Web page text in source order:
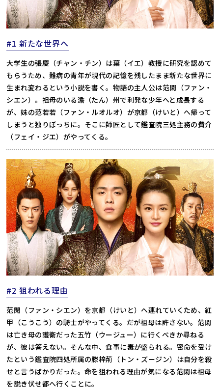
#1 新たな世界へ
大学生の張慶（チャン・チン）は葉（イエ）教授に研究を認めて
もらうため、難病の青年が現代の記憶を残したまま新たな世界に
生まれ変わるという小説を書く。物語の主人公は范閑（ファン・
シエン）。祖母のいる澹（たん）州で利発な少年へと成長する
が、妹の范若若（ファン・ルオルオ）が京都（けいと）へ帰って
しまうと独りぼっちに。そこに師匠として鑑査院三処主務の費介
（フェイ・ジエ）がやってくる。
#2 狙われる理由
范閑（ファン・シエン）を京都（けいと）へ連れていくため、紅
甲（こうこう）の騎士がやってくる。だが祖母は許さない。范閑
は亡き母の護衛だった五竹（ウージュー）に行くべきか尋ねる
が、彼は答えない。そんな中、食事に毒が盛られる。密命を受け
たという鑑査院四処所属の滕梓荊（トン・ズージン）は自分を殺
せと言うばかりだった。命を狙われる理由が気になる范閑は祖母
を説き伏せ都へ行くことに。